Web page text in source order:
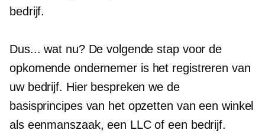
bedrijf.
Dus... wat nu? De volgende stap voor de
opkomende ondernemer is het registreren van
uw bedrijf. Hier bespreken we de
basisprincipes van het opzetten van een winkel
als eenmanszaak, een LLC of een bedrijf.